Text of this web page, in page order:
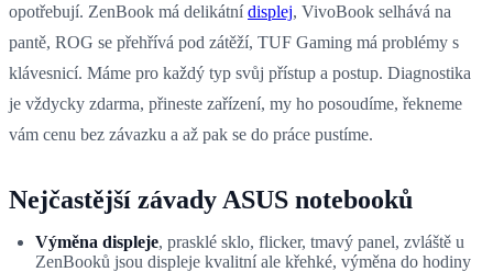
opotřebují. ZenBook má delikátnídisplej, VivoBook selhává na
pantě, ROG se přehřívá pod zátěží, TUF Gaming má problémy s
klávesnicí. Máme pro každý typ svůj přístup a postup. Diagnostika
je vždycky zdarma, přineste zařízení, my ho posoudíme, řekneme
vám cenu bez závazku a až pak se do práce pustíme.
Nejčastější závady ASUS notebooků
Výměna displeje, prasklé sklo, flicker, tmavý panel, zvláště u
ZenBooků jsou displeje kvalitní ale křehké, výměna do hodiny